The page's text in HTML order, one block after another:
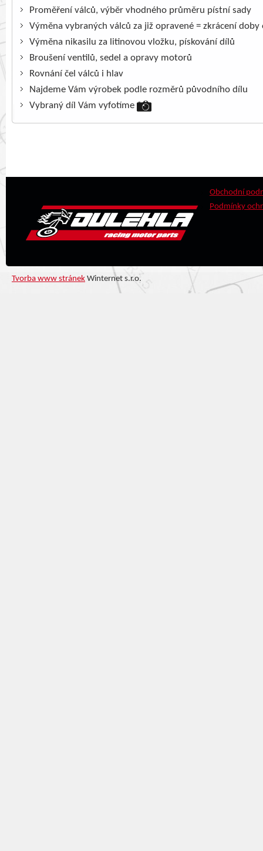
Proměření válců, výběr vhodného průměru pístní sady
Výměna vybraných válců za již opravené = zkrácení doby
Výměna nikasilu za litinovou vložku, pískování dílů
Broušení ventilů, sedel a opravy motorů
Rovnání čel válců i hlav
Najdeme Vám výrobek podle rozměrů původního dílu
Vybraný díl Vám vyfotíme
Obchodní
Podmínky
Tvorba www stránek Winternet s.r.o.